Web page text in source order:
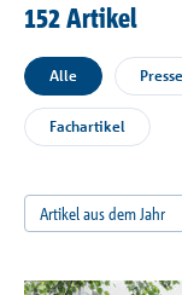
Downloads
Wissen
Referenzen
Unternehmen
152 Artikel
Alle
Fachartikel
Artikel aus dem Jahr